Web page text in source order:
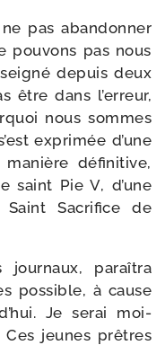
pas aban­don­ner
pou­vons pas nous
depuis deux
être dans l’erreur,
nous sommes
expri­mée d’une
défi­ni­tive,
saint Pie V, d’une
Sacrifice de
jour­naux, paraî­tra
pos­sible, à cause
Je serai moi-​
Ces jeunes prêtres